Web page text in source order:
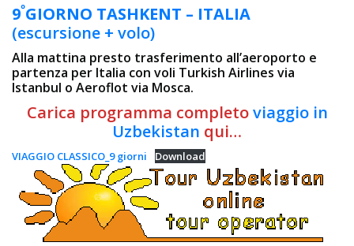
9ºGIORNO TASHKENT – ITALIA
(escursione + volo)
Alla mattina presto trasferimento all’aeroporto e
partenza per Italia con voli Turkish Airlines via
Istanbul o Aeroflot via Mosca.
Carica programma completoviaggio in
Uzbekistan qui…
VIAGGIO CLASSICO_9 giorni Download